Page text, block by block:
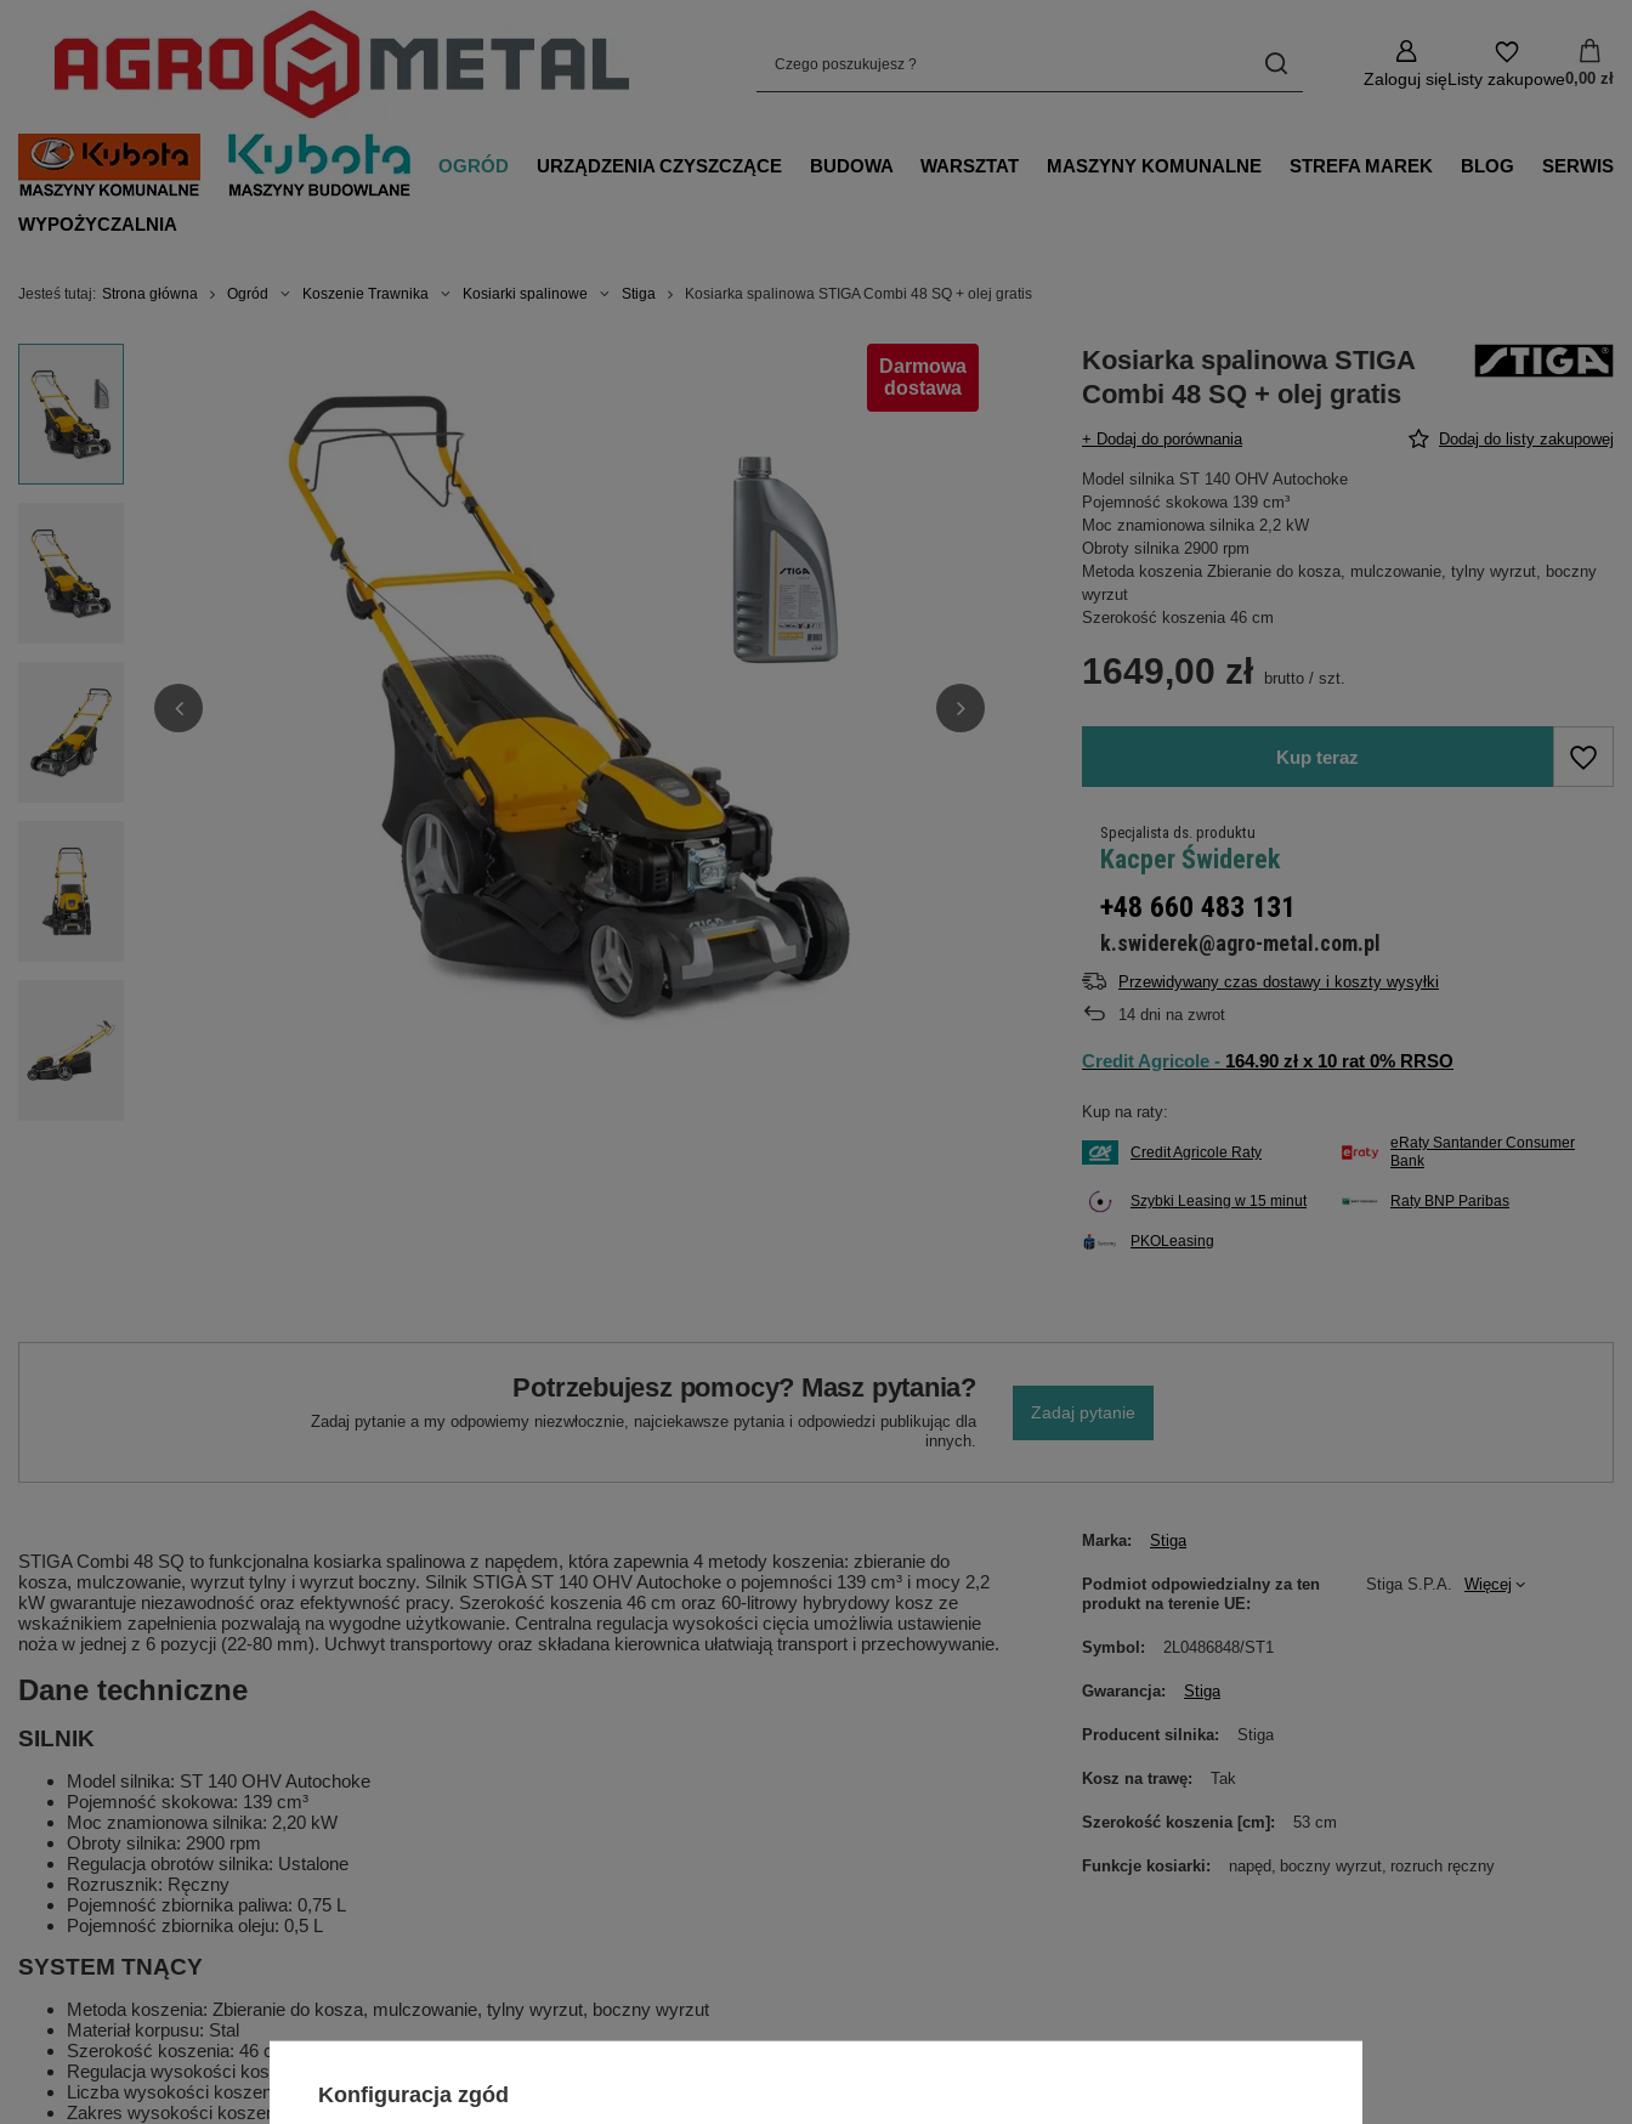
Zaloguj sięListy zakupowe0,00 zł
OGRÓD URZĄDZENIA CZYSZCZĄCE BUDOWA WARSZTAT MASZYNY KOMUNALNE STREFA MAREK BLOG SERWIS
WYPOŻYCZALNIA
Jesteś tutaj: Strona główna Ogród Koszenie Trawnika Kosiarki spalinowe Stiga Kosiarka spalinowa STIGA Combi 48 SQ + olej gratis
Darmowa
dostawa
Kosiarka spalinowa STIGA
Combi 48 SQ + olej gratis
+ Dodaj do porównania Dodaj do listy zakupowej
Model silnika ST 140 OHV Autochoke
Pojemność skokowa 139 cm³
Moc znamionowa silnika 2,2 kW
Obroty silnika 2900 rpm
Metoda koszenia Zbieranie do kosza, mulczowanie, tylny wyrzut, boczny
wyrzut
Szerokość koszenia 46 cm
1649,00 zł brutto /szt.
Kup teraz
Specjalista ds. produktu
Kacper Świderek
+48 660 483 131
k.swiderek@agro-metal.com.pl
Przewidywany czas dostawy i koszty wysyłki
14 dni na zwrot
Credit Agricole - 164.90 zł x 10 rat 0% RRSO
Kup na raty:
Credit Agricole Raty
eRaty Santander Consumer
Bank
Szybki Leasing w 15 minut Raty BNP Paribas
PKOLeasing
Potrzebujesz pomocy? Masz pytania?
Zadaj pytanie a my odpowiemy niezwłocznie, najciekawsze pytania i odpowiedzi publikując dla
innych.
Zadaj pytanie
STIGA Combi 48 SQ to funkcjonalna kosiarka spalinowa z napędem, która zapewnia 4 metody koszenia: zbieranie do
kosza, mulczowanie, wyrzut tylny i wyrzut boczny. Silnik STIGA ST 140 OHV Autochoke o pojemności 139 cm³ i mocy 2,2
kW gwarantuje niezawodność oraz efektywność pracy. Szerokość koszenia 46 cm oraz 60-litrowy hybrydowy kosz ze
wskaźnikiem zapełnienia pozwalają na wygodne użytkowanie. Centralna regulacja wysokości cięcia umożliwia ustawienie
noża w jednej z 6 pozycji (22-80 mm). Uchwyt transportowy oraz składana kierownica ułatwiają transport i przechowywanie.
Dane techniczne
SILNIK
Model silnika: ST 140 OHV Autochoke
Pojemność skokowa: 139 cm³
Moc znamionowa silnika: 2,20 kW
Obroty silnika: 2900 rpm
Regulacja obrotów silnika: Ustalone
Rozrusznik: Ręczny
Pojemność zbiornika paliwa: 0,75 L
Pojemność zbiornika oleju: 0,5 L
SYSTEM TNĄCY
Metoda koszenia: Zbieranie do kosza, mulczowanie, tylny wyrzut, boczny wyrzut
Materiał korpusu: Stal
Szerokość koszenia: 46 cm
Regulacja wysokości koszenia: Centralna
Liczba wysokości koszenia: 6
Zakres wysokości koszenia: 22-80 mm
Marka Stiga
Podmiot odpowiedzialny za ten
produkt na terenie UE
Stiga S.P.A. Więcej
Symbol 2L0486848/ST1
Gwarancja Stiga
Producent silnika Stiga
Kosz na trawę Tak
Szerokość koszenia [cm] 53 cm
Funkcje kosiarki napęd boczny wyrzut rozruch ręczny
Konfiguracja zgód